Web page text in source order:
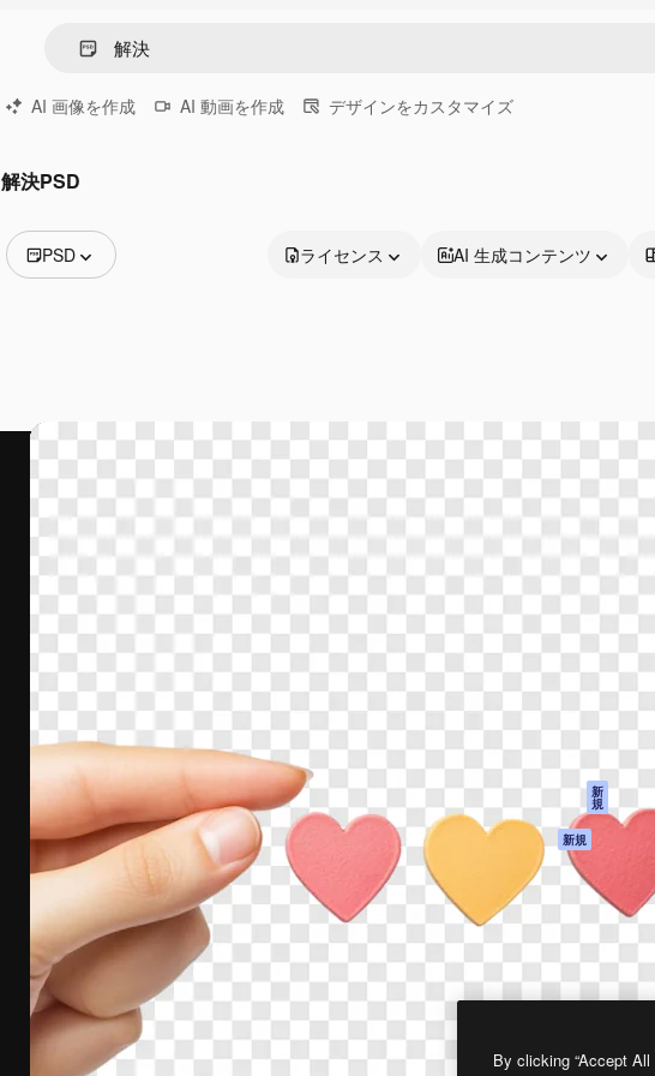
AI 画像を作成 AI 動画を作成 デザインをカスタマイズ
解決PSD
PSD
動画
アイコン
3D モデル
フォント
ライセンス AI 生成コンテンツ
最高のクリエイティブ制作を導くためのプラ
店、スタジオを含む100万人以上が利用して
います。
日本語
製品
AI アシスタント
AI 動画生成ツール
ストックコンテン
ツ
Claude/ChatGPT
向けMCP
新
規
エージェント 新規
モバイルアプリ
すべてのMagnificツ
Copyright © 2010-2026Freepik Company S.L.U.無断複写・転載を禁じます
By clicking “Accept